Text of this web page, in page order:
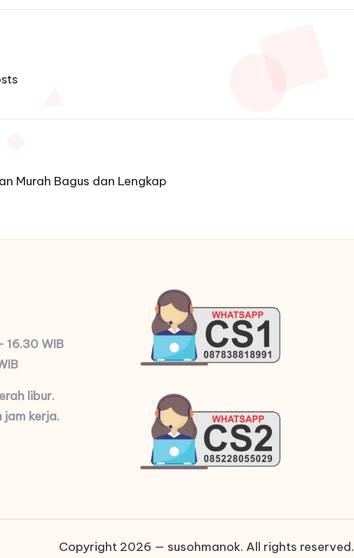
Murah Bagus dan Lengkap
16.30 WIB
libur.
kerja.
Copyright 2026 — susohmanok. All rights reserved.